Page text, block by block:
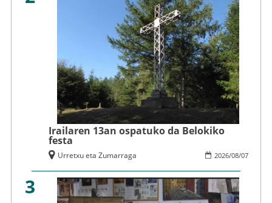
Irailaren 13an ospatuko da Belokiko
festa
2026/08/07
Urretxu eta Zumarraga
3